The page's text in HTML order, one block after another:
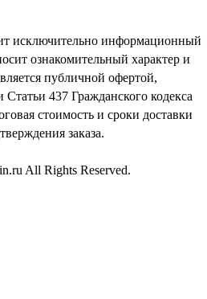
исключительно информационный
ознакомительный характер и
публичной офертой,
437 Гражданского кодекса
стоимость и сроки доставки
заказа.
All Rights Reserved.